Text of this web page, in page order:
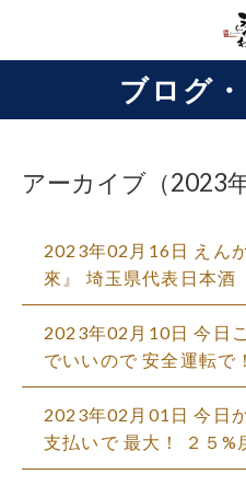
ブログ
アーカイブ（2023年
2023年02月16日 えん
來』 埼玉県代表日本酒
2023年02月10日 今日
でいいので 安全運転で
2023年02月01日 今日
支払いで 最大！ ２５%